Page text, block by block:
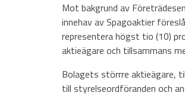
Mot bakgrund av
innehav av Spagoaktier
representera högst tio (10)
aktieägare och tillsammans
Bolagets störrre aktieägare,
till styrelseordföranden och